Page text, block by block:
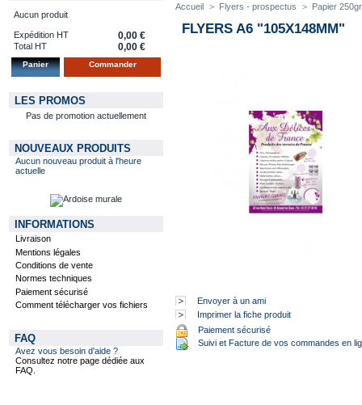
Aucun produit
Expédition HT 0,00 €
Total HT 0,00 €
Panier Commander
LES PROMOS
Pas de promotion actuellement
NOUVEAUX PRODUITS
Aucun nouveau produit à l'heure
actuelle
INFORMATIONS
Livraison
Mentions légales
Conditions de vente
Normes techniques
Paiement sécurisé
Comment télécharger vos fichiers
FAQ
Avez vous besoin d'aide ?
Consultez notre page dédiée aux
FAQ.
Accueil > Flyers - prospectus > Papier
FLYERS A6 "105X148MM"
Envoyer à un ami
Imprimer la fiche produit
Paiement sécurisé
Suivi et Facture de vos commandes en